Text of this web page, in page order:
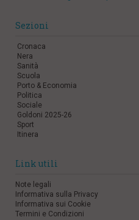
Sezioni
Cronaca
Nera
Sanità
Scuola
Porto & Economia
Politica
Sociale
Goldoni 2025-26
Sport
Itinera
Link utili
Note legali
Informativa sulla Privacy
Informativa sui Cookie
Termini e Condizioni